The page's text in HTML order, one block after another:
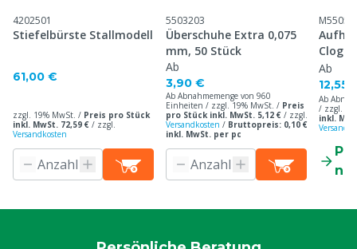
4202501
Stiefelbürste Stallmodell
61,00 €
zzgl. 19% MwSt. / Preis pro Stück
inkl. MwSt. 72,59 € / zzgl.
Versandkosten
5503203
Überschuhe Extra 0,075
mm, 50 Stück
Ab
3,90 €
Ab Abnahmemenge von 960
Einheiten / zzgl. 19% MwSt. / Preis
pro Stück inkl. MwSt. 5,12 € / zzgl.
Versandkosten / Bruttopreis: 0,10 €
inkl. MwSt. per pc
Clogs
Ab
12,55
Ab
/ zzgl.
inkl.